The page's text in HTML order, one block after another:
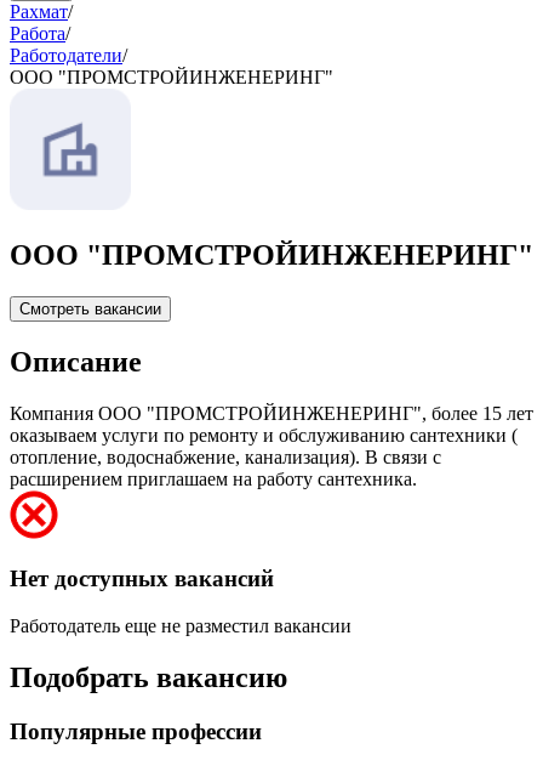
Рахмат/
Работа/
Работодатели/
ООО "ПРОМСТРОЙИНЖЕНЕРИНГ"
ООО "ПРОМСТРОЙИНЖЕНЕРИНГ"
Смотреть вакансии
Описание
Компания ООО "ПРОМСТРОЙИНЖЕНЕРИНГ", более 15 лет
оказываем услуги по ремонту и обслуживанию сантехники (
отопление, водоснабжение, канализация). В связи с
расширением приглашаем на работу сантехника.
Нет доступных вакансий
Работодатель еще не разместил вакансии
Подобрать вакансию
Популярные профессии